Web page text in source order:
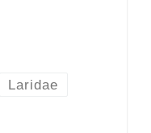
Laridae